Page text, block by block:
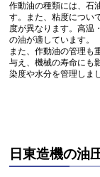
作動油の種類には、石
す。また、粘度につい
度が異なります。高温
の油が適しています。
また、作動油の管理も
与え、機械の寿命にも
染度や水分を管理しま
日東造機の油